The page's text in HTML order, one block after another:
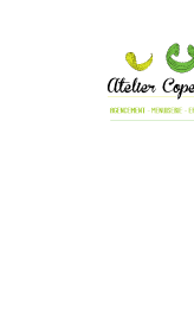
Skip to main